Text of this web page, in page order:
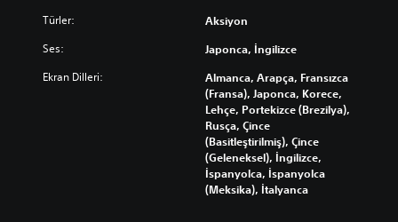
Türler: Aksiyon
Ses: Japonca, İngilizce
Ekran Dilleri:
Almanca, Arapça, Fransızca
(Fransa), Japonca, Korece,
Lehçe, Portekizce (Brezilya),
Rusça, Çince
(Basitleştirilmiş), Çince
(Geleneksel), İngilizce,
İspanyolca, İspanyolca
(Meksika), İtalyanca